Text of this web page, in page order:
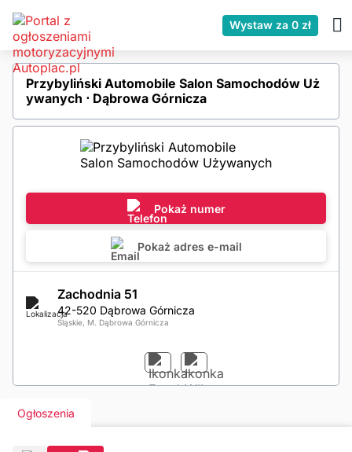
Wystaw za 0 zł
Przybyliński Automobile Salon Samochodów Uż
ywanych ⋅ Dąbrowa Górnicza
Pokaż numer
Pokaż adres e-mail
Zachodnia 51
42-520 Dąbrowa Górnicza
Śląskie, M. Dąbrowa Górnicza
Ogłoszenia